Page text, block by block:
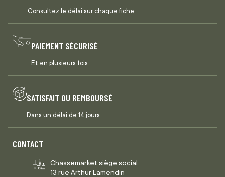
Consultez le délai sur chaque fiche
PAIEMENT SÉCURISÉ
Et en plusieurs fois
SATISFAIT OU REMBOURSÉ
Dans un délai de 14 jours
CONTACT
Chassemarket siège social
13 rue Arthur Lamendin